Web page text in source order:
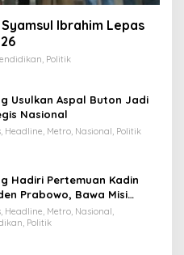
Ibrahim Lepas
Politik
Usulkan Aspal Buton Jadi
Nasional
Headline, Metro, Nasional, Politik
Hadiri Pertemuan Kadin
Prabowo, Bawa Misi
Sultra
Headline, Metro, Nasional,
Politik